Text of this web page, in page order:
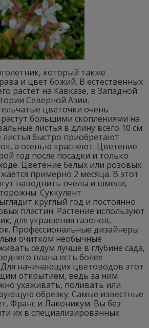
который также
и цвет божий. В естественных
растет на Кавказе, в Западной
Северной Азии.
цветочки очень
большими скоплениями на
листья в длину всего 10 см.
быстро приобретают
а осенью краснеют. Цветение
год после посадки и только
Цветение белых или розовых
примерно 2 месяца. В этот
наводнить пчелы и шмели,
Суккулент
круглый год и постоянно
пластин. Растение используют
для украшения газонов,
Профессиональные дизайнеры
очитком необычные
седум лучше в глубине сада,
плана есть более
начинающих цветоводов этот
открытием, ведь за ним
ухаживать, поливать или
обрезку. Самые известные
Франс и Лаконикум. Вы без
их в специализированных